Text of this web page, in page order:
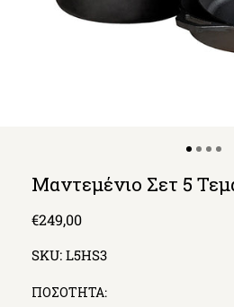
Μαντεμένιο Σετ 5
Regular
€249,00
SKU: L5HS3
ΠΟΣΟΤΗΤΑ: